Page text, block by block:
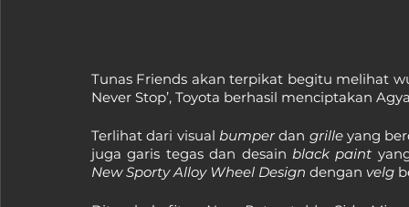
Tunas Friends akan terpikat begitu melihat
Never Stop’, Toyota berhasil menciptakan
Terlihat dari visual bumper dan grille yang
juga garis tegas dan desain black paint
New Sporty Alloy Wheel Design dengan velg